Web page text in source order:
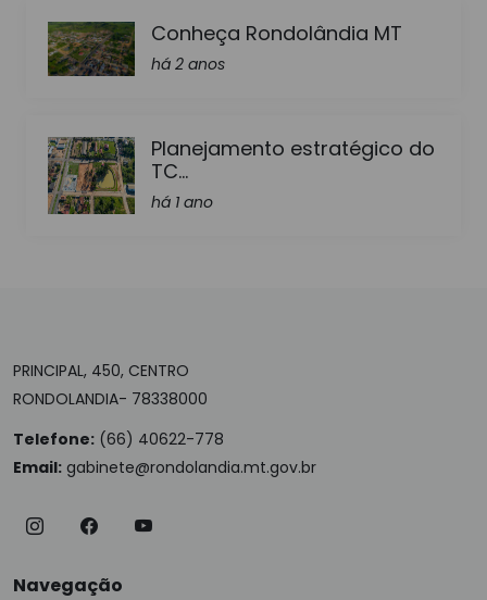
Conheça Rondolândia MT
há 2 anos
Planejamento estratégico do
TC...
há 1 ano
PRINCIPAL, 450, CENTRO
RONDOLANDIA- 78338000
Telefone: (66) 40622-778
Email: gabinete@rondolandia.mt.gov.br
Navegação